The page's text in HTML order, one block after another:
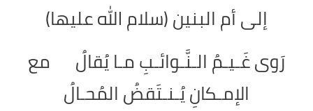
إلى أم البنين (سلام الله عليها)
رَوى غَـيـمُ الـنَّـوائـبِ مـا يُقالُ مع
الإمـكانِ يُـنـتَقضُ المُحـالُ